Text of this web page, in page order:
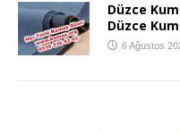
Düzce
Düzce
6 Ağustos